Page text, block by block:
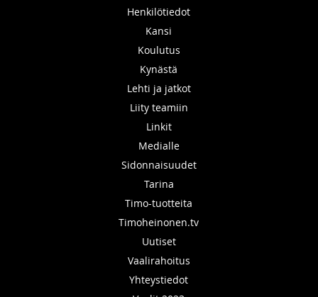
Henkilötiedot
Kansi
Koulutus
Kynästä
Lehti ja jatkot
Liity teamiin
Linkit
Medialle
Sidonnaisuudet
Tarina
Timo-tuotteita
Timoheinonen.tv
Uutiset
Vaalirahoitus
Yhteystiedot